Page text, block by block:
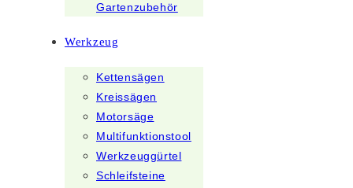
Gartenzubehör
Werkzeug
Kettensägen
Kreissägen
Motorsäge
Multifunktionstool
Werkzeuggürtel
Schleifsteine